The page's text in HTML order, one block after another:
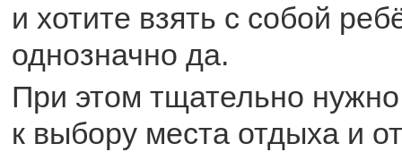
и хотите взять с собой
однозначно да.
При этом тщательно
к выбору места отдыха и